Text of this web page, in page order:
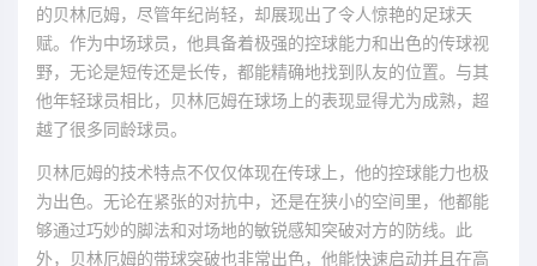
的贝林厄姆，尽管年纪尚轻，却展现出了令人惊艳的足球天
赋。作为中场球员，他具备着极强的控球能力和出色的传球视
野，无论是短传还是长传，都能精确地找到队友的位置。与其
他年轻球员相比，贝林厄姆在球场上的表现显得尤为成熟，超
越了很多同龄球员。
贝林厄姆的技术特点不仅仅体现在传球上，他的控球能力也极
为出色。无论在紧张的对抗中，还是在狭小的空间里，他都能
够通过巧妙的脚法和对场地的敏锐感知突破对方的防线。此
外，贝林厄姆的带球突破也非常出色，他能快速启动并且在高